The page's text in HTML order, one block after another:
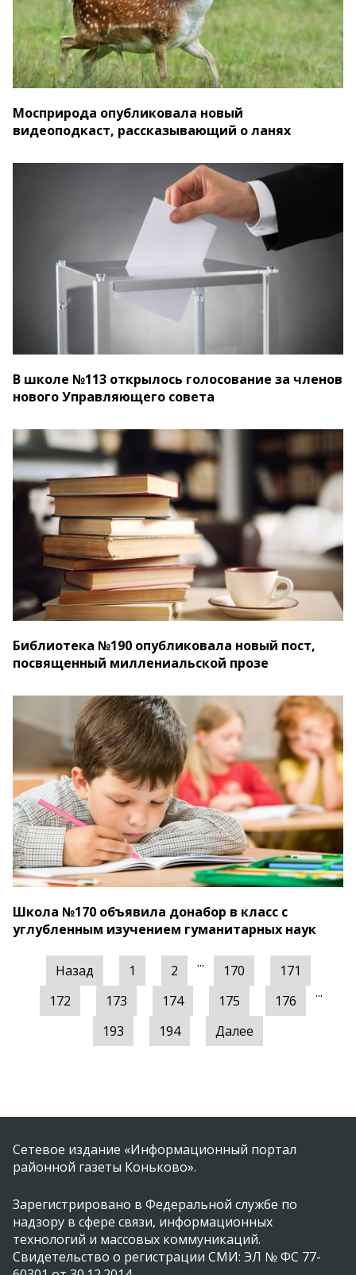
Мосприрода опубликовала новый
видеоподкаст, рассказывающий о ланях
В школе №113 открылось голосование за членов
нового Управляющего совета
Библиотека №190 опубликовала новый пост,
посвященный миллениальской прозе
Школа №170 объявила донабор в класс с
углубленным изучением гуманитарных наук
Назад 1 2 ... 170
171
172
173 174 175 176 ...
193 194 Далее
Сетевое издание «Информационный портал
районной газеты Коньково».
Зарегистрировано в Федеральной службе по
надзору в сфере связи, информационных
технологий и массовых коммуникаций.
Свидетельство о регистрации СМИ: ЭЛ № ФС 77-